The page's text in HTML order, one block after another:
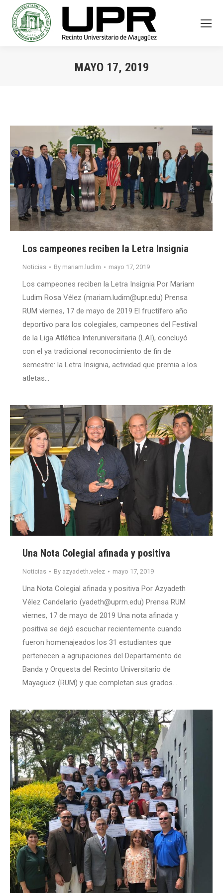
MAYO 17, 2019
Los campeones reciben la Letra Insignia
Noticias By mariam.ludim mayo 17, 2019
Los campeones reciben la Letra Insignia Por Mariam
Ludim Rosa Vélez (mariam.ludim@upr.edu) Prensa
RUM viernes, 17 de mayo de 2019 El fructífero año
deportivo para los colegiales, campeones del Festival
de la Liga Atlética Interuniversitaria (LAI), concluyó
con el ya tradicional reconocimiento de fin de
semestre: la Letra Insignia, actividad que premia a los
atletas…
Una Nota Colegial afinada y positiva
Noticias By azyadeth.velez mayo 17, 2019
Una Nota Colegial afinada y positiva Por Azyadeth
Vélez Candelario (yadeth@uprm.edu) Prensa RUM
viernes, 17 de mayo de 2019 Una nota afinada y
positiva se dejó escuchar recientemente cuando
fueron homenajeados los 31 estudiantes que
pertenecen a agrupaciones del Departamento de
Banda y Orquesta del Recinto Universitario de
Mayagüez (RUM) y que completan sus grados…